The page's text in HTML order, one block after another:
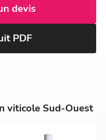
devis
PDF
viticole Sud-Ouest